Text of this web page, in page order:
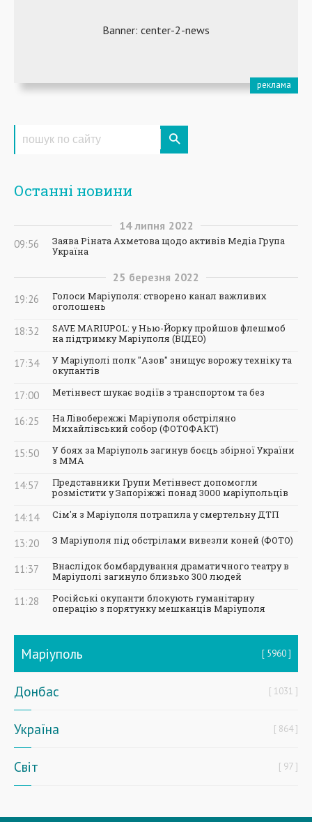
Останні новини
14 липня 2022
09:56
Заява Ріната Ахметова щодо активів Медіа Група
Україна
25 березня 2022
19:26
Голоси Маріуполя: створено канал важливих
оголошень
18:32
SAVE MARIUPOL: у Нью-Йорку пройшов флешмоб
на підтримку Маріуполя (ВІДЕО)
17:34
У Маріуполі полк "Азов" знищує ворожу техніку та
окупантів
17:00 Метінвест шукає водіїв з транспортом та без
16:25
На Лівобережжі Маріуполя обстріляно
Михайлівський собор (ФОТОФАКТ)
15:50
У боях за Маріуполь загинув боєць збірної України
з ММА
14:57
Представники Групи Метінвест допомогли
розмістити у Запоріжжі понад 3000 маріупольців
14:14 Сім'я з Маріуполя потрапила у смертельну ДТП
13:20 З Маріуполя під обстрілами вивезли коней (ФОТО)
11:37
Внаслідок бомбардування драматичного театру в
Маріуполі загинуло близько 300 людей
11:28
Російські окупанти блокують гуманітарну
операцію з порятунку мешканців Маріуполя
Маріуполь 5960
Донбас 1031
Україна 864
Світ 97